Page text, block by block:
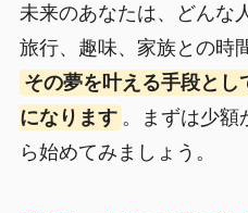
未来のあなたは、どんな
旅行、趣味、家族との時
その夢を叶える手段とし
になります 。まずは少額
ら始めてみましょう。